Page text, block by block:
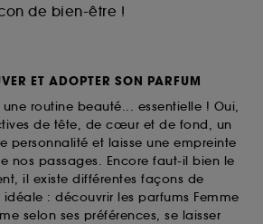
de bien-être !
ET ADOPTER SON PARFUM
routine beauté... essentielle ! Oui,
de tête, de cœur et de fond, un
personnalité et laisse une empreinte
nos passages. Encore faut-il bien le
il existe différentes façons de
: découvrir les parfums Femme
selon ses préférences, se laisser